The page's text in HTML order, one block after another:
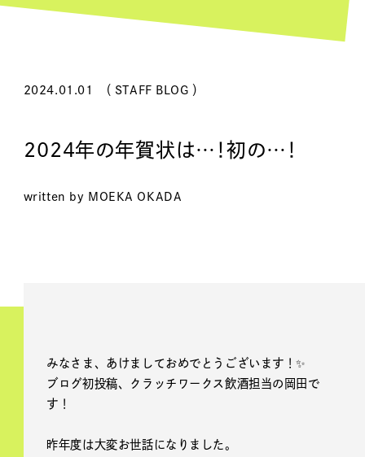
2024.01.01 （ STAFF BLOG ）
2024年の年賀状は…！初の…！
written by MOEKA OKADA
みなさま、あけましておめでとうございます！✨
ブログ初投稿、クラッチワークス飲酒担当の岡田で
す！
昨年度は大変お世話になりました。